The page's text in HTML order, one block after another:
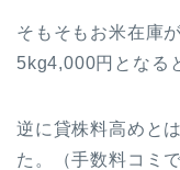
そもそもお米在庫
5kg4,000円となる
逆に貸株料高めと
た。（手数料コミ